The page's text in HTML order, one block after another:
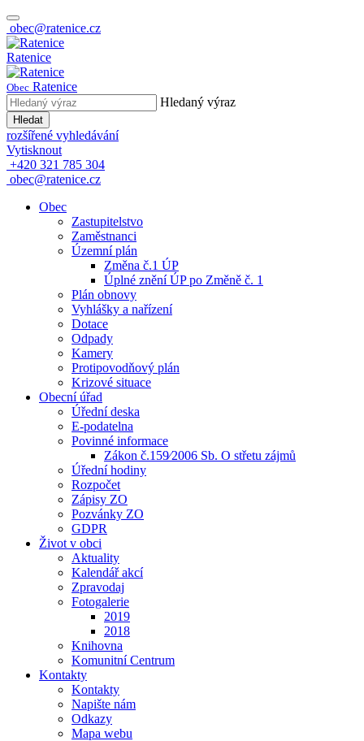
obec@ratenice.cz
Ratenice
Obec Ratenice
Hledaný výraz
Hledat
rozšířené vyhledávání
Vytisknout
+420 321 785 304
obec@ratenice.cz
Obec
Zastupitelstvo
Zaměstnanci
Územní plán
Změna č.1 ÚP
Úplné znění ÚP po Změně č. 1
Plán obnovy
Vyhlášky a nařízení
Dotace
Odpady
Kamery
Protipovodňový plán
Krizové situace
Obecní úřad
Úřední deska
E-podatelna
Povinné informace
Zákon č.159⁄2006 Sb. O střetu zájmů
Úřední hodiny
Rozpočet
Zápisy ZO
Pozvánky ZO
GDPR
Život v obci
Aktuality
Kalendář akcí
Zpravodaj
Fotogalerie
2019
2018
Knihovna
Komunitní Centrum
Kontakty
Kontakty
Napište nám
Odkazy
Mapa webu